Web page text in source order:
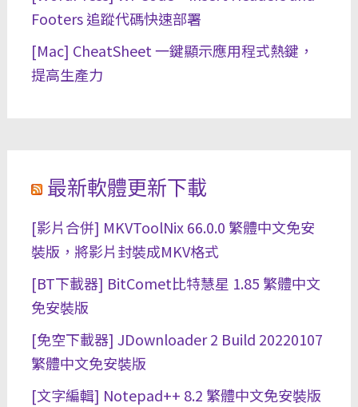
Footers 追蹤代碼快速部署
[Mac] CheatSheet 一鍵顯示應用程式熱鍵，
提高生產力
最新軟體更新下載
[影片合併] MKVToolNix 66.0.0 繁體中文免安
裝版，將影片封裝成MKV格式
[BT下載器] BitComet比特慧星 1.85 繁體中文
免安裝版
[免空下載器] JDownloader 2 Build 20220107
繁體中文免安裝版
[文字編輯] Notepad++ 8.2 繁體中文免安裝版